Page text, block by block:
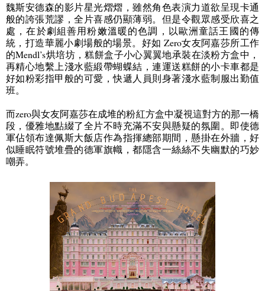
魏斯安德森的影片星光熠熠，雖然角色表演力道欲呈現卡通
般的誇張荒謬，全片喜感仍顯薄弱。但是令觀眾感受欣喜之
處，在於劇組善用粉嫩溫暖的色調，以歐洲童話王國的傳
統，打造華麗小劇場般的場景。好如 Zero女友阿嘉莎所工作
的Mendl’s烘培坊，糕餅盒子小心翼翼地承裝在淡粉方盒中，
再精心地繫上淺水藍緞帶蝴蝶結，連運送糕餅的小卡車都是
好如粉彩指甲般的可愛，快遞人員則身著淺水藍制服出勤值
班。
而zero與女友阿嘉莎在成堆的粉紅方盒中凝視這對方的那一橋
段，優雅地點綴了全片不時充滿不安與懸疑的氛圍。即使德
軍佔領布達佩斯大飯店作為指揮總部期間，懸掛在外牆，好
似睡眠符號堆疊的德軍旗幟，都隱含一絲絲不失幽默的巧妙
嘲弄。